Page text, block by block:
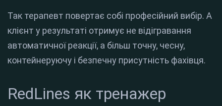
Так терапевт повертає собі професійний вибір. А
клієнт у результаті отримує не відігравання
автоматичної реакції, а більш точну, чесну,
контейнеруючу і безпечну присутність фахівця.
RedLines як тренажер